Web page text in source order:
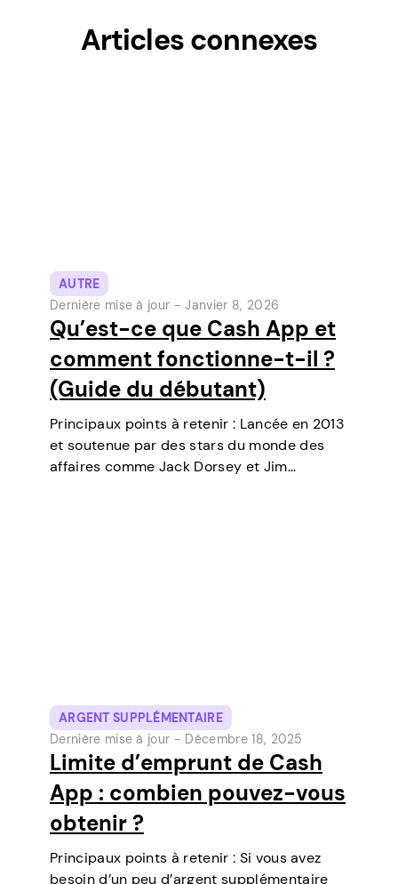
Articles connexes
AUTRE
Dernière mise à jour -Janvier 8, 2026
Qu’est-ce que Cash App et
comment fonctionne-t-il ?
(Guide du débutant)
Principaux points à retenir : Lancée en 2013
et soutenue par des stars du monde des
affaires comme Jack Dorsey et Jim
ARGENT SUPPLÉMENTAIRE
Dernière mise à jour - Décembre 18, 2025
Limite d’emprunt de Cash
App : combien pouvez-vous
obtenir ?
Principaux points à retenir : Si vous avez
besoin d’un peu d’argent supplémentaire